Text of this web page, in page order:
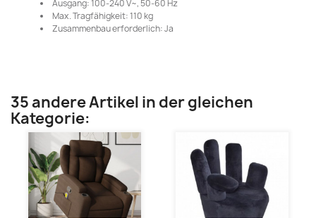
Ausgang: 100-240 V~, 50-60 Hz
Max. Tragfähigkeit: 110 kg
Zusammenbau erforderlich: Ja
35 andere Artikel in der gleichen
Kategorie: